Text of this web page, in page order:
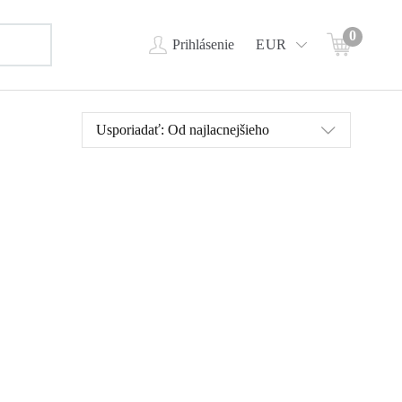
Prihlásenie EUR
0
Usporiadať: Od najlacnejšieho